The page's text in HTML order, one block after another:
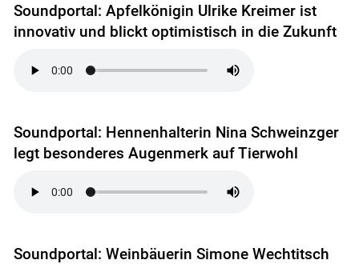
Soundportal: Apfelkönigin Ulrike Kreimer ist
innovativ und blickt optimistisch in die Zukunft
Soundportal: Hennenhalterin Nina Schweinzger
legt besonderes Augenmerk auf Tierwohl
Soundportal: Weinbäuerin Simone Wechtitsch